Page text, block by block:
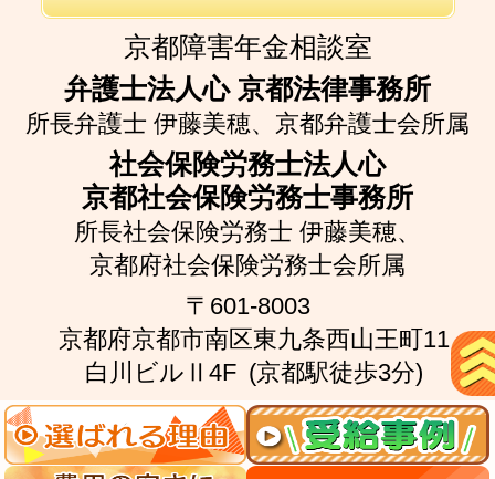
京都障害年金相談室
弁護士法人心 京都法律事務所
所長弁護士 伊藤美穂、 京都弁護士会所属
社会保険労務士法人心
京都社会保険労務士事務所
所長社会保険労務士 伊藤美穂、
京都府社会保険労務士会所属
〒601-8003
京都府京都市南区東九条西山王町11
白川ビルⅡ4F (京都駅徒歩3分)